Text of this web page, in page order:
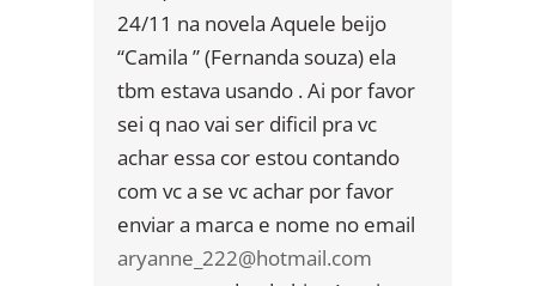
24/11 na novela Aquele beijo
“Camila ” (Fernanda souza) ela
tbm estava usando . Ai por favor
sei q nao vai ser dificil pra vc
achar essa cor estou contando
com vc a se vc achar por favor
enviar a marca e nome no email
aryanne_222@hotmail.com